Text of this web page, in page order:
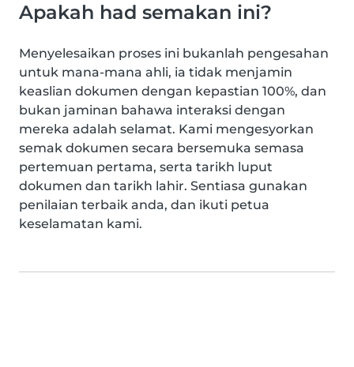
Apakah had semakan ini?
Menyelesaikan proses ini bukanlah pengesahan
untuk mana-mana ahli, ia tidak menjamin
keaslian dokumen dengan kepastian 100%, dan
bukan jaminan bahawa interaksi dengan
mereka adalah selamat. Kami mengesyorkan
semak dokumen secara bersemuka semasa
pertemuan pertama, serta tarikh luput
dokumen dan tarikh lahir. Sentiasa gunakan
penilaian terbaik anda, dan ikuti petua
keselamatan kami.